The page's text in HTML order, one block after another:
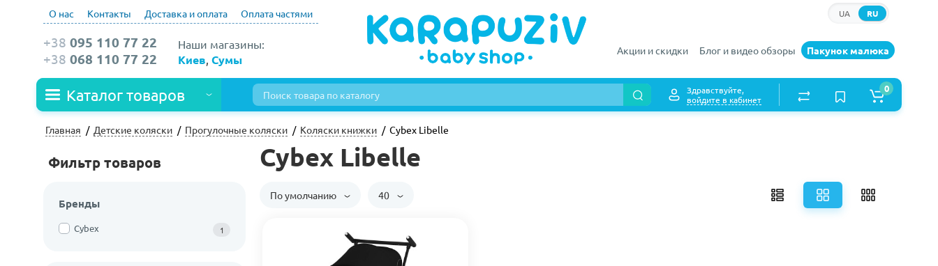
О нас Контакты Доставка и оплата Оплата частями RU
UA
Наши магазины:
Киев Сумы
+38 095 110 77 22
+38 068 110 77 22
Акции и скидки Блог и видео обзоры Пакунок малюка
Каталог товаров
Здравствуйте,
войдите в кабинет
0
Главная Детские коляски Прогулочные коляски Коляски книжки Cybex Libelle
Фильтр товаров
Бренды
Cybex 1
Cybex Libelle
По умолчанию 40